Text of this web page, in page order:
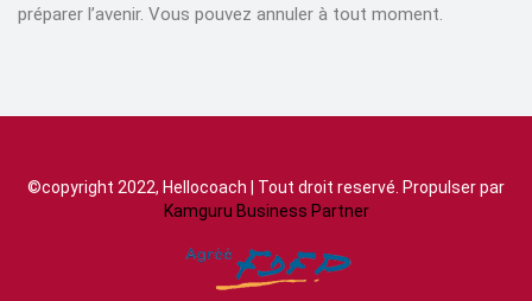
préparer l’avenir. Vous pouvez annuler à tout moment.
©copyright 2022, Hellocoach | Tout droit reservé. Propulser par
Kamguru Business Partner